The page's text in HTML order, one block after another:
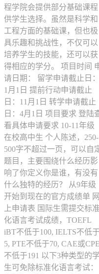
程学院会提供部分基础课程
供学生选择。虽然是科学和
工程方面的基础课，但也极
具乐趣和挑战性，不仅可以
培养学生的技能，还可以获
得相应的学分。 项目时间
请日期： 留学申请截止日：
1月1日 提前行动申请截止
日：11月1日 转学申请截止
日：4月1日 项目要求 登陆
看具体申请要求 10-11年级
在校高中生 个人陈述，250-
500字不超过一页，可以自
题目，主要围绕什么经历影
响了你定义你是谁，有没有
什么独特的经历？ 从9年级
开始到现在的官方成绩单 网
上申请表 国际生需提交标准
化语言考试成绩，TOEFL
iBT不低于100, IELTS不低于
5, PTE不低于70, CAE或CPE
不低于191 以下3种类型的学
生可免除标准化语言考试：